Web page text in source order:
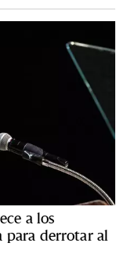
a los
para derrotar al